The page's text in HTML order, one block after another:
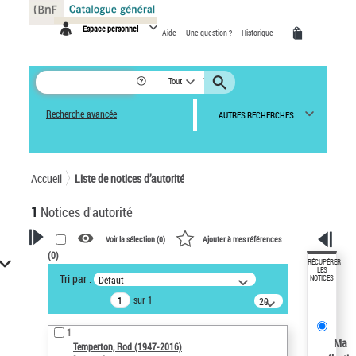
Espace personnel Aide Une question ? Historique
Tout
Recherche avancée AUTRES RECHERCHES
Accueil Liste de notices d’autorité
1 Notices d'autorité
VOTRE RECHERCHE
Recherche avancée dans les
notices d’autorité
Œuvres liées à l'auteur :
Temperton, Rod (1947-2016)
Voir la sélection (0) Ajouter à mes références
(0)
Tri par : Défaut
sur 1
20
résultats/page
1
Temperton, Rod (1947-2016)
RÉCUPÉRER
LES
NOTICES
Ma
Panneau de gestion des cookies